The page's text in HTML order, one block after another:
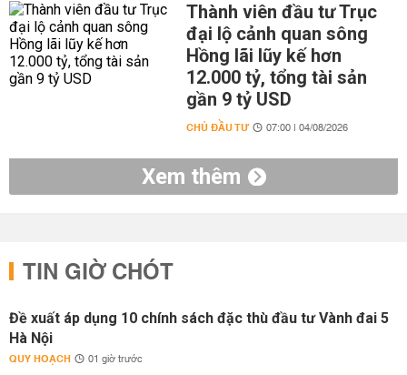
Thành viên đầu tư Trục
đại lộ cảnh quan sông
Hồng lãi lũy kế hơn
12.000 tỷ, tổng tài sản
gần 9 tỷ USD
CHỦ ĐẦU TƯ 07:00 | 04/08/2026
Xem thêm
TIN GIỜ CHÓT
Đề xuất áp dụng 10 chính sách đặc thù đầu tư Vành đai 5
Hà Nội
QUY HOẠCH 01 giờ trước